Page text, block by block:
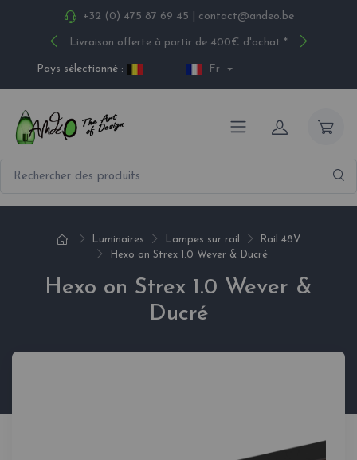
+32 (0) 475 87 69 45 contact@andeo.be
Livraison offerte à partir de 400€ d'achat *
Pays sélectionné : Fr
Luminaires Lampes sur rail
Rail 48V
Hexo on Strex 1.0 Wever & Ducré
Hexo on Strex 1.0 Wever &
Ducré